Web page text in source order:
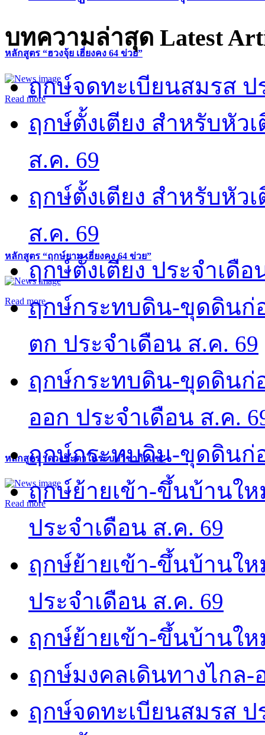
หลักสูตร “ฮวงจุ้ย เฮี่ยงคง 64 ข่วย”
Read more
หลักสูตร “ฤกษ์ยาม เฮี่ยงคง 64 ข่วย”
Read more
หลักสูตร “ดวงชะตาในระบบวิชากิวแช”
Read more
บทความล่าสุด Latest
ฤกษ์จดทะเบียนสมรส ป
ฤกษ์ตั้งเตียง สำหรับหัว
ส.ค. 69
ฤกษ์ตั้งเตียง สำหรับหัว
ส.ค. 69
ฤกษ์ตั้งเตียง ประจำเดือ
ฤกษ์กระทบดิน-ขุดดินก่
ตก ประจำเดือน ส.ค. 69
ฤกษ์กระทบดิน-ขุดดินก่
ออก ประจำเดือน ส.ค.
ฤกษ์กระทบดิน-ขุดดินก่
ฤกษ์ย้ายเข้า-ขึ้นบ้านใ
ประจำเดือน ส.ค. 69
ฤกษ์ย้ายเข้า-ขึ้นบ้านใ
ประจำเดือน ส.ค. 69
ฤกษ์ย้ายเข้า-ขึ้นบ้านให
ฤกษ์มงคลเดินทางไกล-
ฤกษ์จดทะเบียนสมรส ป